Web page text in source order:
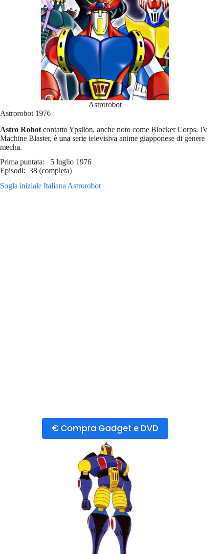
Astrorobot
Astrorobot 1976
Astro Robot contatto Ypsilon, anche noto come Blocker Corps. IV
Machine Blaster, è una serie televisiva anime giapponese di genere
mecha.
Prima puntata: 5 luglio 1976
Episodi: 38 (completa)
Sogla iniziale Italiana Astrorobot
€ Compra Gadget e DVD